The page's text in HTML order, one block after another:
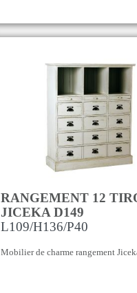
RANGEMENT 12
JICEKA D149
L109/H136/P40
Mobilier de charme rangement